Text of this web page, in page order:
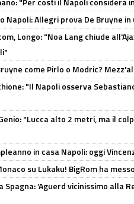
Napoli: Allegri prova De Bruyne
Longo: "Noa Lang chiude
come Pirlo o Modric?
"Il Napoli osserva
"Lucca alto 2 metri, ma il
in casa Napoli: oggi
su Lukaku! BigRom ha
Spagna: ‘Aguerd vicinissimo alla